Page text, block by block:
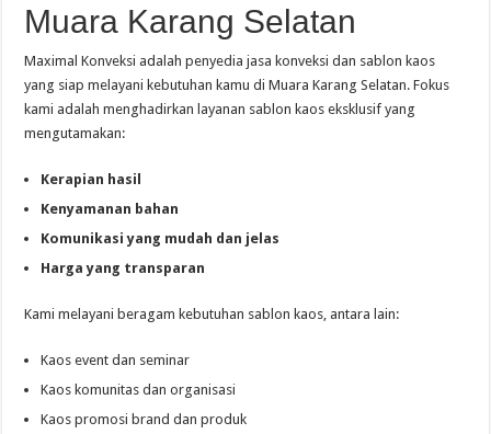
Muara Karang Selatan
Maximal Konveksi adalah penyedia jasa konveksi dan sablon kaos
yang siap melayani kebutuhan kamu di Muara Karang Selatan. Fokus
kami adalah menghadirkan layanan sablon kaos eksklusif yang
mengutamakan:
Kerapian hasil
Kenyamanan bahan
Komunikasi yang mudah dan jelas
Harga yang transparan
Kami melayani beragam kebutuhan sablon kaos, antara lain:
Kaos event dan seminar
Kaos komunitas dan organisasi
Kaos promosi brand dan produk